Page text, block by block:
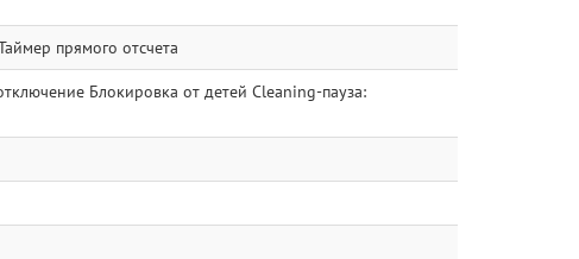
прямого отсчета
Блокировка от детей Cleaning-пауза: